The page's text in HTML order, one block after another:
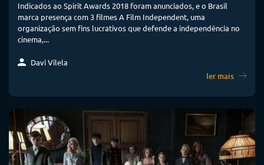
Indicados ao Spirit Awards 2018 foram anunciados, e o Brasil
marca presença com 3 filmes A Film Independent, uma
organização sem fins lucrativos que defende a independência no
cinema,...
Davi Vilela
ler mais